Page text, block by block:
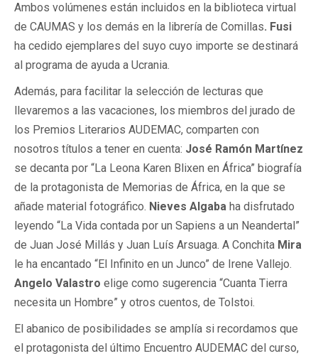
Ambos volúmenes están incluidos en la biblioteca virtual
de CAUMAS y los demás en la librería de Comillas. Fusi
ha cedido ejemplares del suyo cuyo importe se destinará
al programa de ayuda a Ucrania.
Además, para facilitar la selección de lecturas que
llevaremos a las vacaciones, los miembros del jurado de
los Premios Literarios AUDEMAC, comparten con
nosotros títulos a tener en cuenta: José Ramón Martínez
se decanta por “La Leona Karen Blixen en África” biografía
de la protagonista de Memorias de África, en la que se
añade material fotográfico. Nieves Algaba ha disfrutado
leyendo “La Vida contada por un Sapiens a un Neandertal”
de Juan José Millás y Juan Luís Arsuaga. A Conchita Mira
le ha encantado “El Infinito en un Junco” de Irene Vallejo.
Angelo Valastro elige como sugerencia “Cuanta Tierra
necesita un Hombre” y otros cuentos, de Tolstoi.
El abanico de posibilidades se amplía si recordamos que
el protagonista del último Encuentro AUDEMAC del curso,